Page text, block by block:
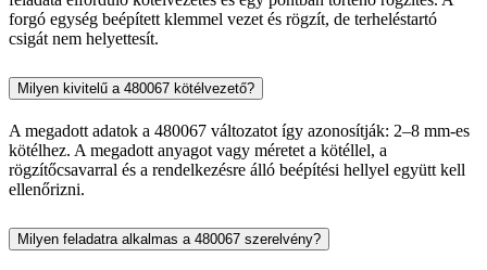
forgó egység beépített klemmel vezet és rögzít, de terheléstartó
csigát nem helyettesít.
Milyen kivitelű a 480067 kötélvezető?
A megadott adatok a 480067 változatot így azonosítják: 2–8 mm-es
kötélhez. A megadott anyagot vagy méretet a kötéllel, a
rögzítőcsavarral és a rendelkezésre álló beépítési hellyel együtt kell
ellenőrizni.
Milyen feladatra alkalmas a 480067 szerelvény?